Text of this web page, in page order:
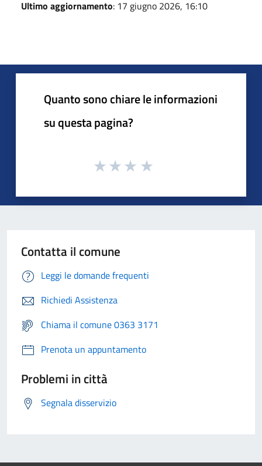
Ultimo aggiornamento: 17 giugno 2026, 16:10
Quanto sono chiare le informazioni
su questa pagina?
Contatta il comune
Leggi le domande frequenti
Richiedi Assistenza
Chiama il comune 0363 3171
Prenota un appuntamento
Problemi in città
Segnala disservizio